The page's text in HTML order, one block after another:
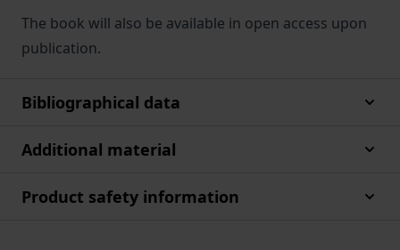
The book will also be available in open access upon
publication.
Bibliographical data
Additional material
Product safety information